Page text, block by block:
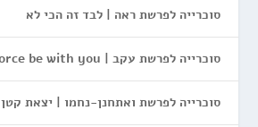
סוכרייה לפרשת ראה | לבד זה הכי לא
סוכרייה לפרשת עקב | May the Force be with you
סוכרייה לפרשת ואתחנן-נחמו | יצאת קטן